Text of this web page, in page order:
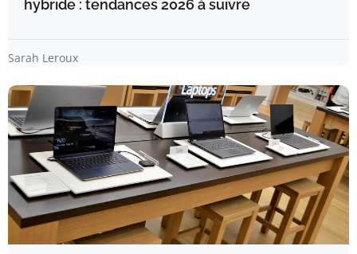
hybride : tendances 2026 à suivre
Sarah Leroux